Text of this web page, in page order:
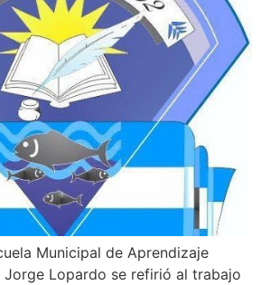
Municipal de Aprendizaje
Jorge Lopardo se refirió al trabajo